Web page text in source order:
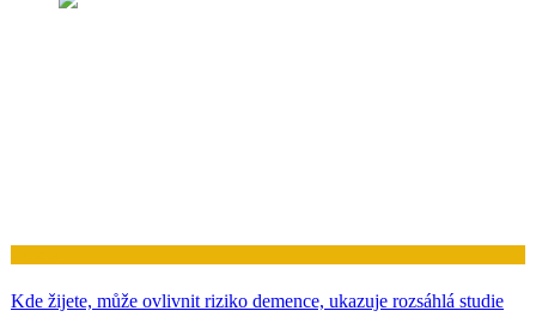
Kde žijete, může ovlivnit riziko demence, ukazuje rozsáhlá studie